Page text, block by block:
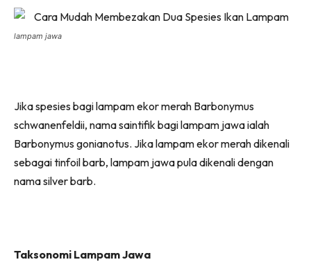
lampam jawa
Jika spesies bagi lampam ekor merah Barbonymus
schwanenfeldii, nama saintifik bagi lampam jawa ialah
Barbonymus gonianotus. Jika lampam ekor merah dikenali
sebagai tinfoil barb, lampam jawa pula dikenali dengan
nama silver barb.
Taksonomi Lampam Jawa